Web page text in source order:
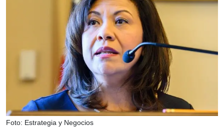
Foto: Estrategia y Negocios